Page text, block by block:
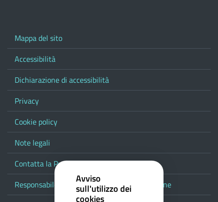
Mappa del sito
Accessibilità
Dichiarazione di accessibilità
Privacy
Cookie policy
Note legali
Contatta la Provincia
Responsabile del procedimento di pubblicazione
Avviso
sull'utilizzo dei
cookies